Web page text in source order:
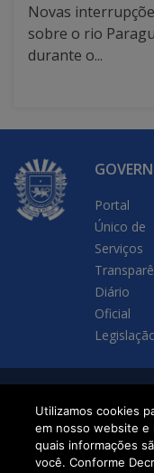
Novas
sobre o rio
durante o...
Portal
Único de
Serviços
Diário
Oficial
SETDIG | Secretaria-
Executiva de
Transformação
Utilizamos cookies
em nosso website e
quais informações
você. Conforme